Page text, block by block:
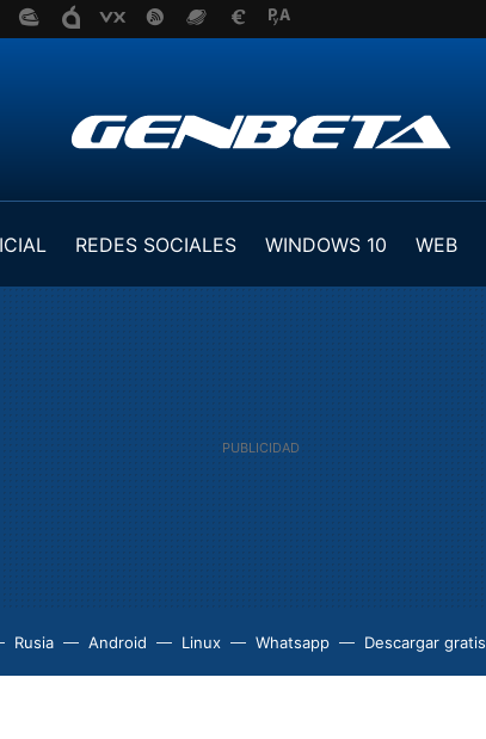
REDES SOCIALES WINDOWS 10 WEB
Rusia Android Linux Whatsapp Descargar gratis